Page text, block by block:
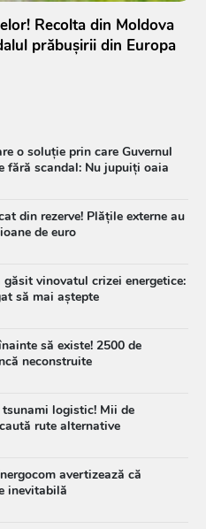
Recolta din Moldova
prăbușirii din Europa
o soluție prin care Guvernul
fără scandal: Nu jupuiți oaia
din rezerve! Plățile externe au
de euro
vinovatul crizei energetice:
să mai aștepte
să existe! 2500 de
neconstruite
logistic! Mii de
rute alternative
avertizează că
inevitabilă